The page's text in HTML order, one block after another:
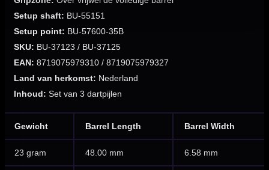
Setup shaft: BU-55151
Setup point: BU-57600-35B
SKU: BU-37123 / BU-37125
EAN: 8719075979310 / 8719075979327
Land van herkomst: Nederland
Inhoud: Set van 3 dartpijlen
Gewicht Barrel Length Barrel Width
23 gram 48.00 mm 6.58 mm